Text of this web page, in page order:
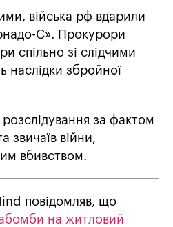
війська рф вдарили
С». Прокурори
спільно зі слідчими
наслідки збройної
за фактом
звичаїв війни,
вбивством.
повідомляв, що
на житловий